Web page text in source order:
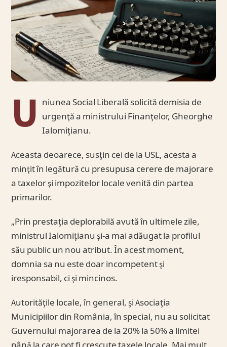
U niunea Social Liberală solicită demisia de
urgenţă a ministrului Finanţelor, Gheorghe
Ialomiţianu.
Aceasta deoarece, susţin cei de la USL, acesta a
minţit în legătură cu presupusa cerere de majorare
a taxelor şi impozitelor locale venită din partea
primarilor.
„Prin prestaţia deplorabilă avută în ultimele zile,
ministrul Ialomiţianu şi-a mai adăugat la profilul
său public un nou atribut. În acest moment,
domnia sa nu este doar incompetent şi
iresponsabil, ci şi mincinos.
Autorităţile locale, în general, şi Asociaţia
Municipiilor din România, în special, nu au solicitat
Guvernului majorarea de la 20% la 50% a limitei